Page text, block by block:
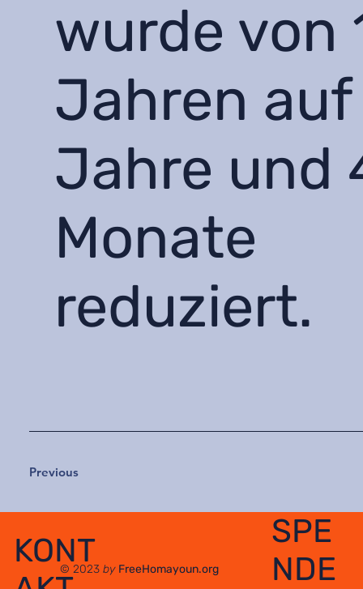
wurde von
Jahren auf
Jahre und
Monate
reduziert.
Previous
KONT
SPE
NDE
© 2023by FreeHomayoun.org